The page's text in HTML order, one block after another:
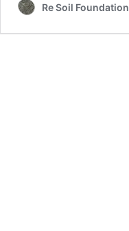
Re Soil Foundation